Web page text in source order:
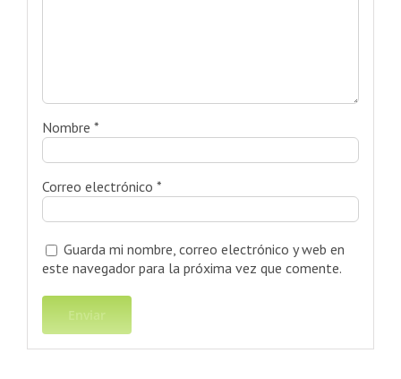
Nombre *
Correo electrónico *
Guarda mi nombre, correo electrónico y web en
este navegador para la próxima vez que comente.